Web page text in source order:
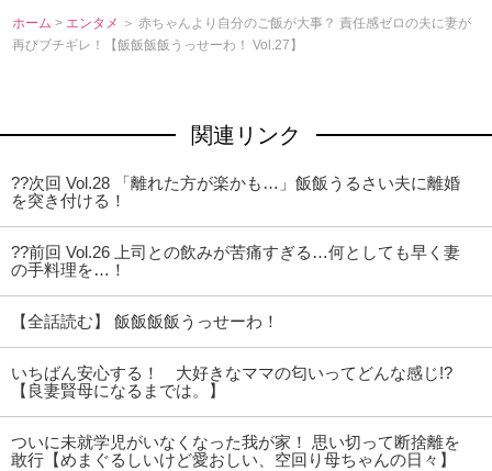
ホーム > エンタメ ＞ 赤ちゃんより自分のご飯が大事？ 責任感ゼロの夫に妻が
再びブチギレ！【飯飯飯飯うっせーわ！ Vol.27】
関連リンク
??次回 Vol.28 「離れた方が楽かも…」飯飯うるさい夫に離婚
を突き付ける！
??前回 Vol.26 上司との飲みが苦痛すぎる…何としても早く妻
の手料理を…！
【全話読む】 飯飯飯飯うっせーわ！
いちばん安心する！ 大好きなママの匂いってどんな感じ!?
【良妻賢母になるまでは。】
ついに未就学児がいなくなった我が家！ 思い切って断捨離を
敢行【めまぐるしいけど愛おしい、空回り母ちゃんの日々】